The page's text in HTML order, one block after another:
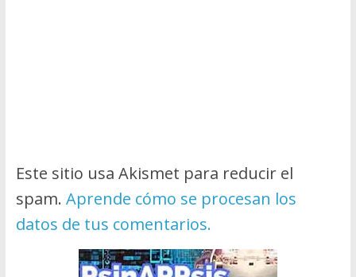
Este sitio usa Akismet para reducir el
spam. Aprende cómo se procesan los
datos de tus comentarios.